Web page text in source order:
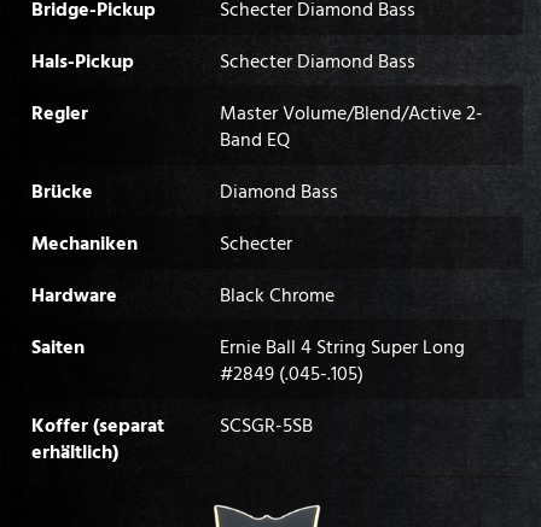
Bridge-Pickup
Schecter Diamond Bass
Hals-Pickup
Schecter Diamond Bass
Regler
Master Volume/Blend/Active 2-
Band EQ
Brücke
Diamond Bass
Mechaniken
Schecter
Hardware
Black Chrome
Saiten
Ernie Ball 4 String Super Long
#2849 (.045-.105)
Koffer (separat
erhältlich)
SCSGR-5SB